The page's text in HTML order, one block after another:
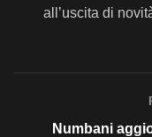
all’uscita di
Numbani